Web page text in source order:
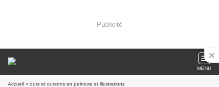
Publicité
MENU
Accueil » ours et oursons en peinture et illustrations